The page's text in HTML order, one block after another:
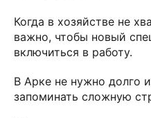
Когда в хозяйстве не
важно, чтобы новый
включиться в работу.
В Арке не нужно долго
запоминать сложную